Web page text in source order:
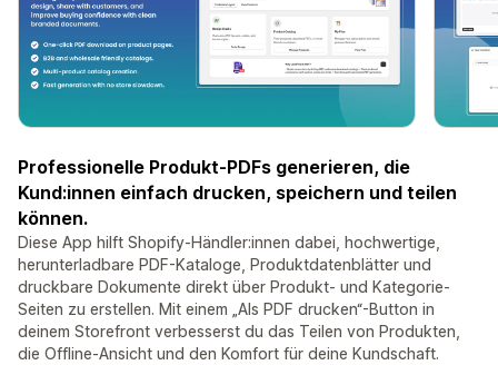
Professionelle Produkt-PDFs generieren, die
Kund:innen einfach drucken, speichern und teilen
können.
Diese App hilft Shopify-Händler:innen dabei, hochwertige,
herunterladbare PDF-Kataloge, Produktdatenblätter und
druckbare Dokumente direkt über Produkt- und Kategorie-
Seiten zu erstellen. Mit einem „Als PDF drucken“-Button in
deinem Storefront verbesserst du das Teilen von Produkten,
die Offline-Ansicht und den Komfort für deine Kundschaft.